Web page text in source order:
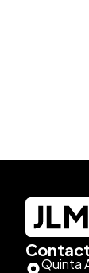
Quinta